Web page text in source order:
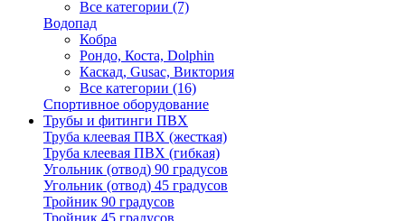
Все категории (7)
Водопад
Кобра
Рондо, Коста, Dolphin
Каскад, Gusac, Виктория
Все категории (16)
Спортивное оборудование
Трубы и фитинги ПВХ
Труба клеевая ПВХ (жесткая)
Труба клеевая ПВХ (гибкая)
Угольник (отвод) 90 градусов
Угольник (отвод) 45 градусов
Тройник 90 градусов
Тройник 45 градусов